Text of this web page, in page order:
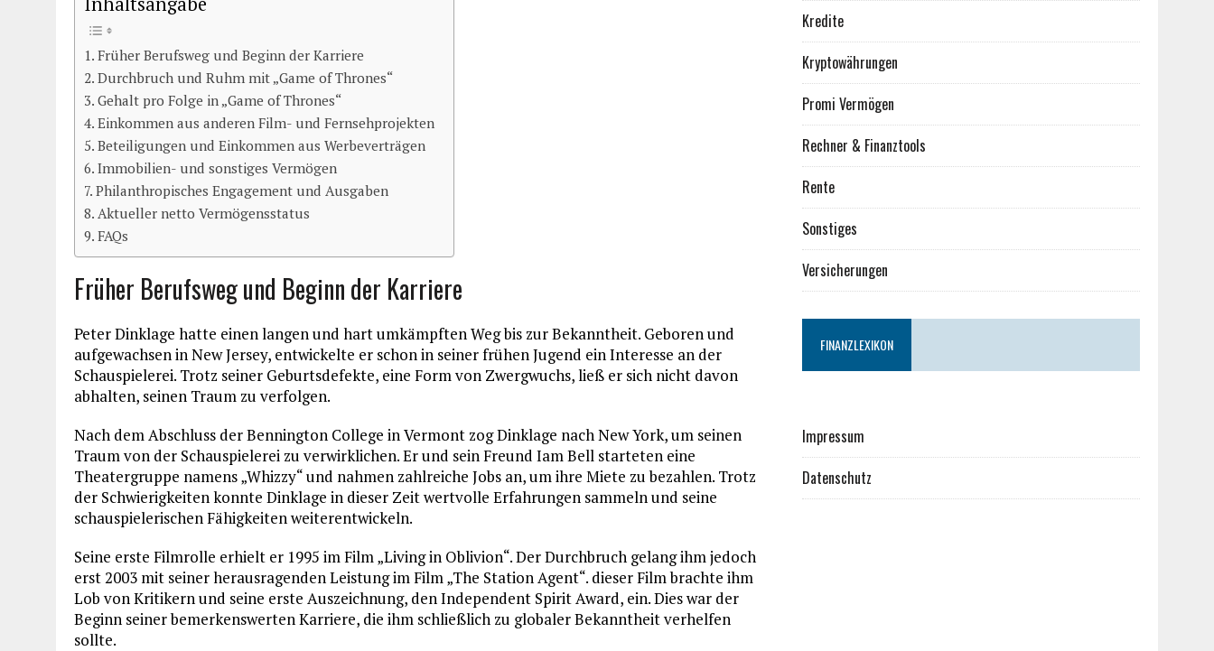
Früher Berufsweg und Beginn der Karriere
Durchbruch und Ruhm mit „Game of Thrones“
Gehalt pro Folge in „Game of Thrones“
Einkommen aus anderen Film- und Fernsehprojekten
Beteiligungen und Einkommen aus Werbeverträgen
Immobilien- und sonstiges Vermögen
Philanthropisches Engagement und Ausgaben
Aktueller netto Vermögensstatus
FAQs
Früher Berufsweg und Beginn der Karriere
Peter Dinklage hatte einen langen und hart umkämpften Weg bis zur Bekanntheit. Geboren und
aufgewachsen in New Jersey, entwickelte er schon in seiner frühen Jugend ein Interesse an der
Schauspielerei. Trotz seiner Geburtsdefekte, eine Form von Zwergwuchs, ließ er sich nicht davon
abhalten, seinen Traum zu verfolgen.
Nach dem Abschluss der Bennington College in Vermont zog Dinklage nach New York, um seinen
Traum von der Schauspielerei zu verwirklichen. Er und sein Freund Iam Bell starteten eine
Theatergruppe namens „Whizzy“ und nahmen zahlreiche Jobs an, um ihre Miete zu bezahlen. Trotz
der Schwierigkeiten konnte Dinklage in dieser Zeit wertvolle Erfahrungen sammeln und seine
schauspielerischen Fähigkeiten weiterentwickeln.
Seine erste Filmrolle erhielt er 1995 im Film „Living in Oblivion“. Der Durchbruch gelang ihm jedoch
erst 2003 mit seiner herausragenden Leistung im Film „The Station Agent“. dieser Film brachte ihm
Lob von Kritikern und seine erste Auszeichnung, den Independent Spirit Award, ein. Dies war der
Beginn seiner bemerkenswerten Karriere, die ihm schließlich zu globaler Bekanntheit verhelfen
sollte.
Kredite
Kryptowährungen
Promi Vermögen
Rechner & Finanztools
Rente
Sonstiges
Versicherungen
FINANZLEXIKON
Impressum
Datenschutz